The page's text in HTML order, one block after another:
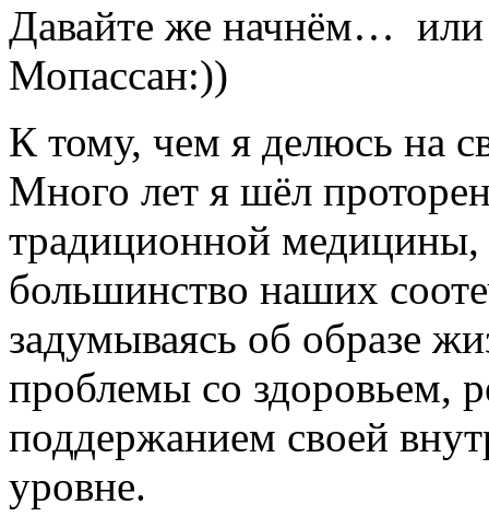
Давайте же начнём… или
Мопассан:))
К тому, чем я делюсь на
Много лет я шёл
традиционной медицины,
большинство наших
задумываясь об образе
проблемы со здоровьем,
поддержанием своей
уровне.